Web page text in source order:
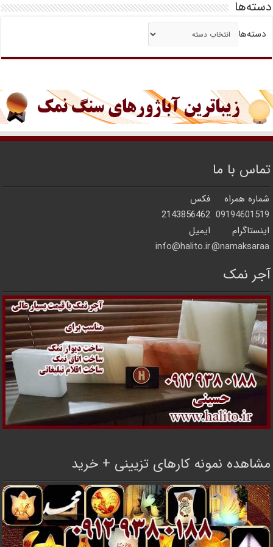
دسته‌ها
دسته‌ها
تماس با ما
شماره همراه
فکس
09194601519
2143856462
اینستاگرام
ایمیل
namaksaraa@
info@halito.ir
آجر نمک
مشاهده نمونه کارهای تزیینی + خرید